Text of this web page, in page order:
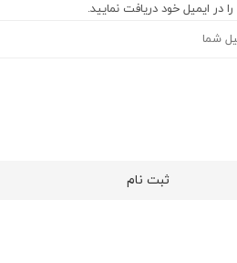
در ایمیل خود دریافت نمایید.